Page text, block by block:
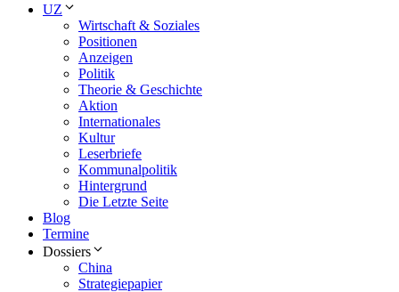
UZ
Wirtschaft & Soziales
Positionen
Anzeigen
Politik
Theorie & Geschichte
Aktion
Internationales
Kultur
Leserbriefe
Kommunalpolitik
Hintergrund
Die Letzte Seite
Blog
Termine
Dossiers
China
Strategiepapier